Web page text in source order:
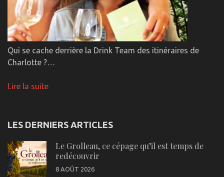
Qui se cache derrière la Drink Team des itinéraires de
Charlotte ?…
Lire la suite
LES DERNIERS ARTICLES
Le Grolleau, ce cépage qu’il est temps de
redécouvrir
8 AOÛT 2026